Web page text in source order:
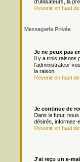
d'utilisateurs, la
Revenir en haut
Messagerie Privée
Je ne peux pas
Il y a trois raisons
l'administrateur
la raison.
Revenir en haut
Je continue de
Dans le futur,
désirés, informez-
Revenir en haut
J'ai reçu un e-